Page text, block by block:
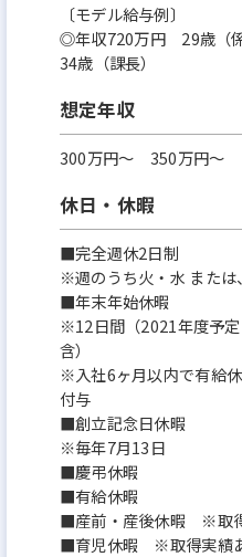
〔モデル給与例〕
◎年収720万円 29歳（
34歳（課長）
想定年収
300万円〜 350万円～
休日・休暇
■完全週休2日制
※週のうち火・水 または
■年末年始休暇
※12日間（2021年度予
含）
※入社6ヶ月以内で有給
付与
■創立記念日休暇
※毎年7月13日
■慶弔休暇
■有給休暇
■産前・産後休暇 ※取
■育児休暇 ※取得実績